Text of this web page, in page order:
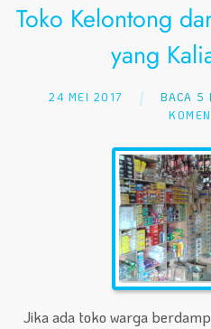
Toko Kelontong
yang
24 MEI 2017 BACA 5
Jika ada toko warga